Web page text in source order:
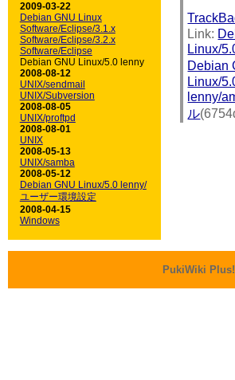
Link:
Linux/
Debian
Linux/
lenny/
ル
2009-03-22
Debian GNU Linux
Software/Eclipse/3.1.x
Software/Eclipse/3.2.x
Software/Eclipse
Debian GNU Linux/5.0 lenny
2008-08-12
UNIX/sendmail
UNIX/Subversion
2008-08-05
UNIX/proftpd
2008-08-01
UNIX
2008-05-13
UNIX/samba
2008-05-12
Debian GNU Linux/5.0 lenny/
ユーザー環境設定
2008-04-15
Windows
PukiWiki